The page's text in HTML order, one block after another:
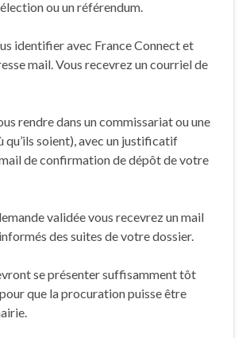
ou un référendum.
identifier avec France Connect et
mail. Vous recevrez un courriel de
rendre dans un commissariat ou une
qu’ils soient), avec un justificatif
de confirmation de dépôt de votre
validée vous recevrez un mail
des suites de votre dossier.
se présenter suffisamment tôt
que la procuration puisse être